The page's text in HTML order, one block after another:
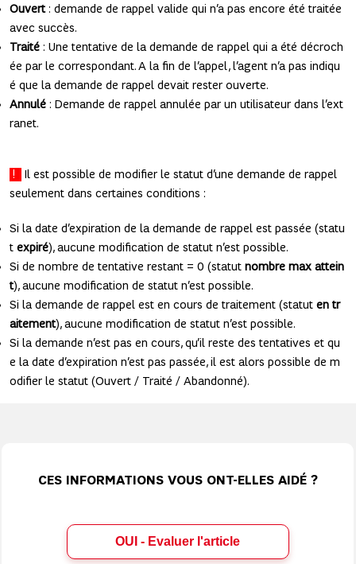
Ouvert: demande de rappel valide qui n’a pas encore été traitée
avec succès.
Traité : Une tentative de la demande de rappel qui a été décroch
ée par le correspondant. A la fin de l’appel, l’agent n’a pas indiqu
é que la demande de rappel devait rester ouverte.
Annulé: Demande de rappel annulée par un utilisateur dans l’ext
ranet.
!
Il est possible de modifier le statut d’une demande de rappel
seulement dans certaines conditions :
Si la date d’expiration de la demande de rappel est passée (statu
texpiré), aucune modification de statut n’est possible.
Si de nombre de tentative restant = 0 (statutnombre max attein
t), aucune modification de statut n’est possible.
Si la demande de rappel est en cours de traitement (statuten tr
aitement), aucune modification de statut n’est possible.
Si la demande n’est pas en cours, qu’il reste des tentatives et qu
e la date d’expiration n’est pas passée, il est alors possible de m
odifier le statut (Ouvert / Traité / Abandonné).
CES INFORMATIONS VOUS ONT-ELLES AIDÉ ?
OUI - Evaluer l'article